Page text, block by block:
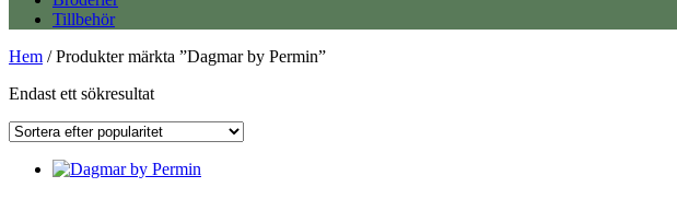
Tillbehör
Hem / Produkter märkta ”Dagmar by Permin”
Endast ett sökresultat